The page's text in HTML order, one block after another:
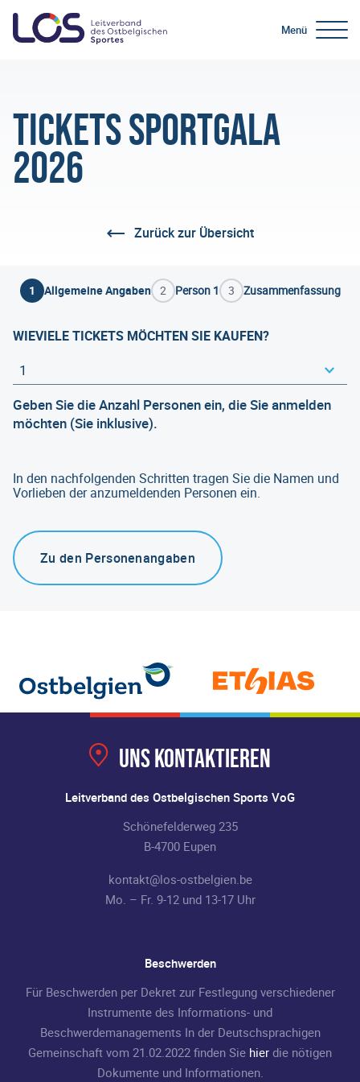
Menü
Tickets Sportgala
2026
Zurück zur Übersicht
1 Allgemeine Angaben 2 Person 1 3 Zusammenfassung
WIEVIELE TICKETS MÖCHTEN SIE KAUFEN?
Geben Sie die Anzahl Personen ein, die Sie anmelden
möchten (Sie inklusive).
In den nachfolgenden Schritten tragen Sie die Namen und
Vorlieben der anzumeldenden Personen ein.
Uns kontaktieren
Leitverband des Ostbelgischen Sports VoG
Schönefelderweg 235
B-4700 Eupen
kontakt@los-ostbelgien.be
Mo. – Fr. 9-12 und 13-17 Uhr
Beschwerden
Für Beschwerden per Dekret zur Festlegung verschiedener
Instrumente des Informations- und
Beschwerdemanagements In der Deutschsprachigen
Gemeinschaft vom 21.02.2022 finden Sie hier die nötigen
Dokumente und Informationen.